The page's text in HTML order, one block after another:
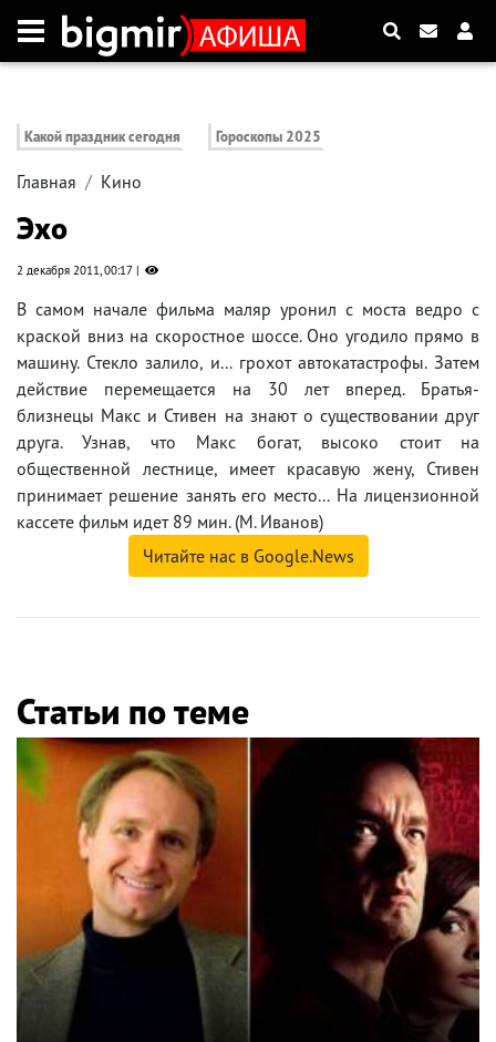
Какой праздник сегодня Гороскопы 2025
Главная Кино
Эхо
2 декабря 2011, 00:17
В самом начале фильма маляр уронил с моста ведро с
краской вниз на скоростное шоссе. Оно угодило прямо в
машину. Стекло залило, и... грохот автокатастрофы. Затем
действие перемещается на 30 лет вперед. Братья-
близнецы Макс и Стивен на знают о существовании друг
друга. Узнав, что Макс богат, высоко стоит на
общественной лестнице, имеет красавую жену, Стивен
принимает решение занять его место... На лицензионной
кассете фильм идет 89 мин. (М. Иванов)
Читайте нас в Google.News
Статьи по теме